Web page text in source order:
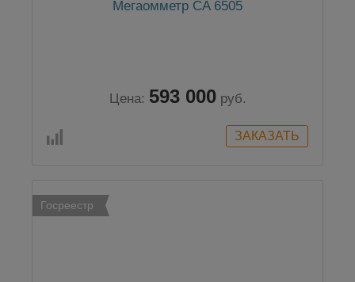
Мегаомметр CA 6505
Цена: 593 000 руб.
Госреестр